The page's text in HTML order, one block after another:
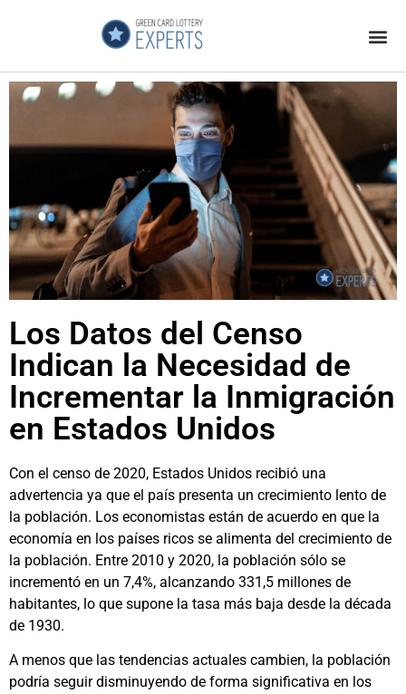
Los Datos del Censo
Indican la Necesidad de
Incrementar la Inmigración
en Estados Unidos
Con el censo de 2020, Estados Unidos recibió una
advertencia ya que el país presenta un crecimiento lento de
la población. Los economistas están de acuerdo en que la
economía en los países ricos se alimenta del crecimiento de
la población. Entre 2010 y 2020, la población sólo se
incrementó en un 7,4%, alcanzando 331,5 millones de
habitantes, lo que supone la tasa más baja desde la década
de 1930.
A menos que las tendencias actuales cambien, la población
podría seguir disminuyendo de forma significativa en los